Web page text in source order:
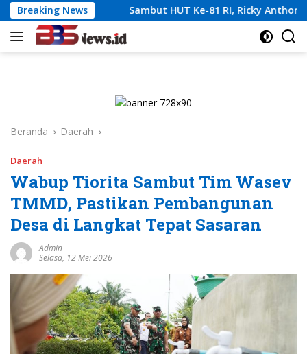
Langsung
ke
konten
Breaking NewsSambut HUT Ke-81 RI, Ricky Anthony Buka
Beranda Daerah
Daerah
Wabup Tiorita Sambut Tim Wasev
TMMD, Pastikan Pembangunan
Desa di Langkat Tepat Sasaran
Admin
Selasa, 12 Mei 2026